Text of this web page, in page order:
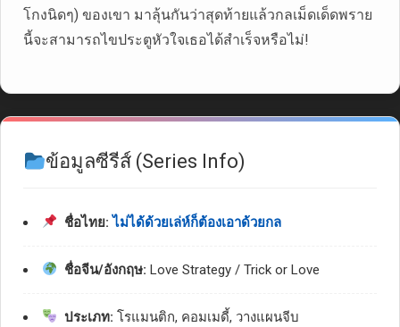
โกงนิดๆ) ของเขา มาลุ้นกันว่าสุดท้ายแล้วกลเม็ดเด็ดพราย
นี้จะสามารถไขประตูหัวใจเธอได้สำเร็จหรือไม่!
ข้อมูลซีรีส์ (Series Info)
ชื่อไทย: ไม่ได้ด้วยเล่ห์ก็ต้องเอาด้วยกล
ชื่อจีน/อังกฤษ: Love Strategy / Trick or Love
ประเภท: โรแมนติก, คอมเมดี้, วางแผนจีบ